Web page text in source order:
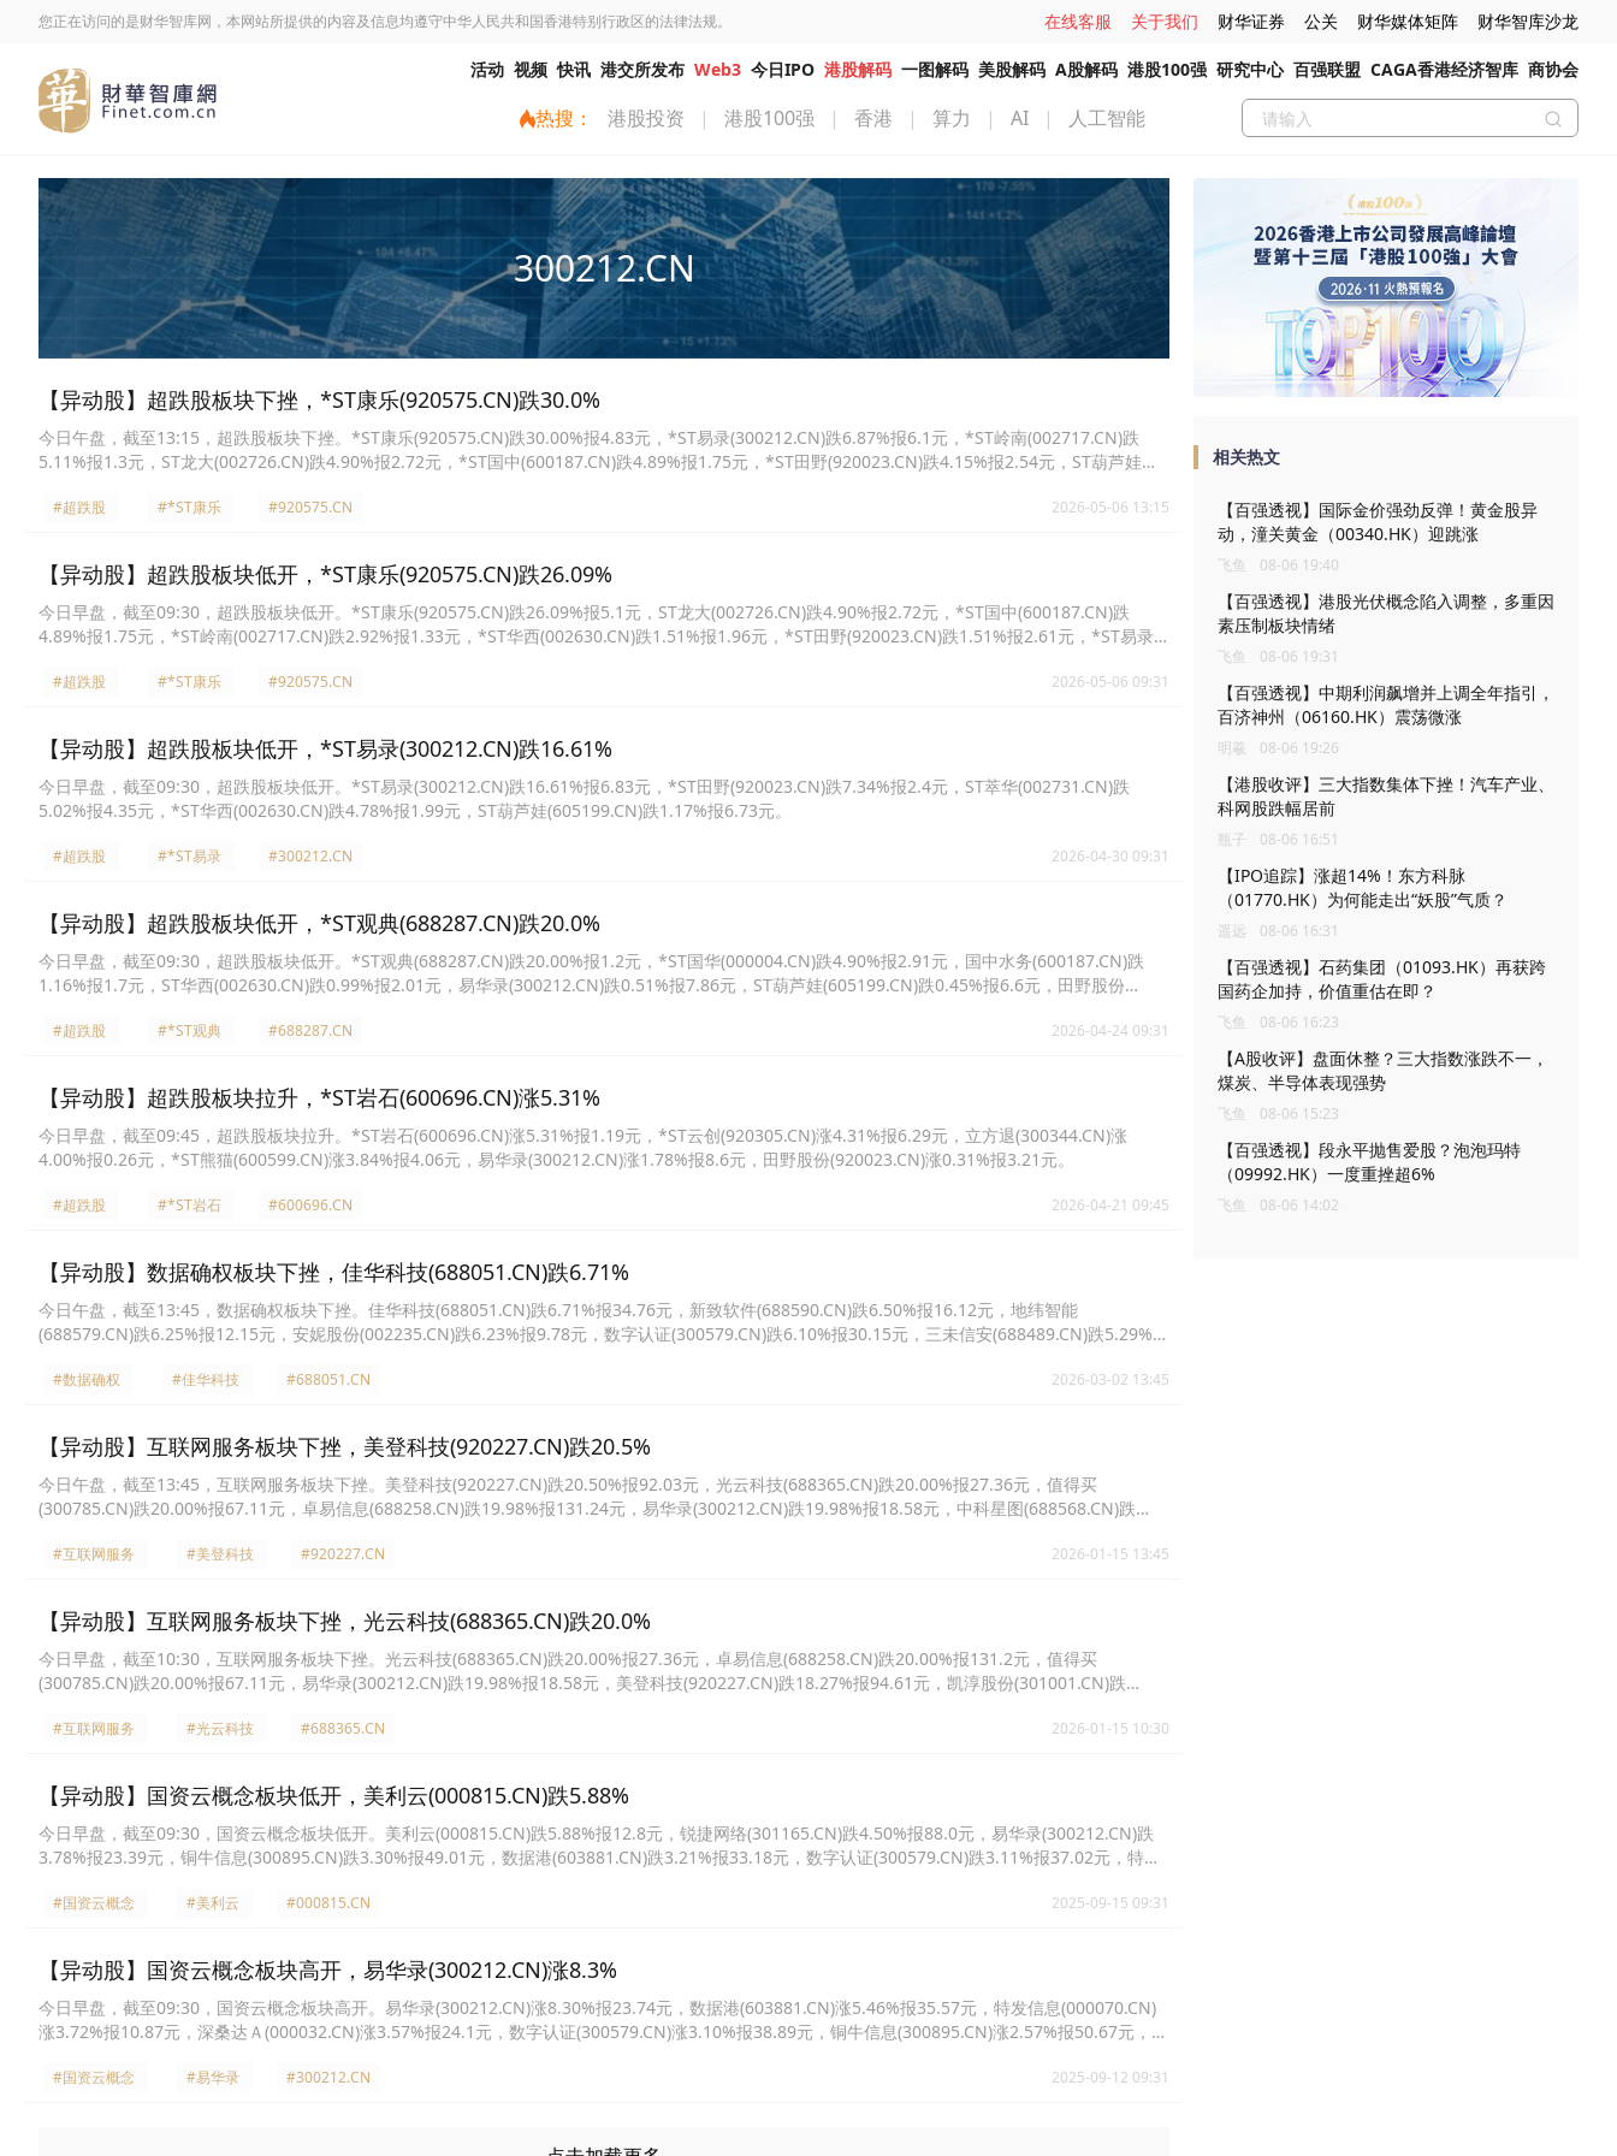
您正在访问的是财华智库网，本网站所提供的内容及信息均遵守中华人民共和国香港特别行政区的法律法规。 在线客服 关于我们 财华证券 公关 财华媒体矩阵 财华智库沙龙
活动 视频 快讯 港交所发布 Web3 今日IPO 港股解码 一图解码 美股解码 A股解码 港股100强 研究中心 百强联盟 CAGA香港经济智库 商协会
热搜： 港股投资 | 港股100强 | 香港 | 算力 | AI | 人工智能
300212.CN
【异动股】超跌股板块下挫，*ST康乐(920575.CN)跌30.0%
今日午盘，截至13:15，超跌股板块下挫。*ST康乐(920575.CN)跌30.00%报4.83元，*ST易录(300212.CN)跌6.87%报6.1元，*ST岭南(002717.CN)跌
5.11%报1.3元，ST龙大(002726.CN)跌4.90%报2.72元，*ST国中(600187.CN)跌4.89%报1.75元，*ST田野(920023.CN)跌4.15%报2.54元，ST葫芦娃
#超跌股 #*ST康乐 #920575.CN 2026-05-06 13:15
【异动股】超跌股板块低开，*ST康乐(920575.CN)跌26.09%
今日早盘，截至09:30，超跌股板块低开。*ST康乐(920575.CN)跌26.09%报5.1元，ST龙大(002726.CN)跌4.90%报2.72元，*ST国中(600187.CN)跌
4.89%报1.75元，*ST岭南(002717.CN)跌2.92%报1.33元，*ST华西(002630.CN)跌1.51%报1.96元，*ST田野(920023.CN)跌1.51%报2.61元，*ST易录
#超跌股 #*ST康乐 #920575.CN 2026-05-06 09:31
【异动股】超跌股板块低开，*ST易录(300212.CN)跌16.61%
今日早盘，截至09:30，超跌股板块低开。*ST易录(300212.CN)跌16.61%报6.83元，*ST田野(920023.CN)跌7.34%报2.4元，ST萃华(002731.CN)跌
5.02%报4.35元，*ST华西(002630.CN)跌4.78%报1.99元，ST葫芦娃(605199.CN)跌1.17%报6.73元。
#超跌股 #*ST易录 #300212.CN 2026-04-30 09:31
【异动股】超跌股板块低开，*ST观典(688287.CN)跌20.0%
今日早盘，截至09:30，超跌股板块低开。*ST观典(688287.CN)跌20.00%报1.2元，*ST国华(000004.CN)跌4.90%报2.91元，国中水务(600187.CN)跌
1.16%报1.7元，ST华西(002630.CN)跌0.99%报2.01元，易华录(300212.CN)跌0.51%报7.86元，ST葫芦娃(605199.CN)跌0.45%报6.6元，田野股份
#超跌股 #*ST观典 #688287.CN 2026-04-24 09:31
【异动股】超跌股板块拉升，*ST岩石(600696.CN)涨5.31%
今日早盘，截至09:45，超跌股板块拉升。*ST岩石(600696.CN)涨5.31%报1.19元，*ST云创(920305.CN)涨4.31%报6.29元，立方退(300344.CN)涨
4.00%报0.26元，*ST熊猫(600599.CN)涨3.84%报4.06元，易华录(300212.CN)涨1.78%报8.6元，田野股份(920023.CN)涨0.31%报3.21元。
#超跌股 #*ST岩石 #600696.CN 2026-04-21 09:45
【异动股】数据确权板块下挫，佳华科技(688051.CN)跌6.71%
今日午盘，截至13:45，数据确权板块下挫。佳华科技(688051.CN)跌6.71%报34.76元，新致软件(688590.CN)跌6.50%报16.12元，地纬智能
(688579.CN)跌6.25%报12.15元，安妮股份(002235.CN)跌6.23%报9.78元，数字认证(300579.CN)跌6.10%报30.15元，三未信安(688489.CN)跌5.29%报
#数据确权 #佳华科技 #688051.CN 2026-03-02 13:45
【异动股】互联网服务板块下挫，美登科技(920227.CN)跌20.5%
今日午盘，截至13:45，互联网服务板块下挫。美登科技(920227.CN)跌20.50%报92.03元，光云科技(688365.CN)跌20.00%报27.36元，值得买
(300785.CN)跌20.00%报67.11元，卓易信息(688258.CN)跌19.98%报131.24元，易华录(300212.CN)跌19.98%报18.58元，中科星图(688568.CN)跌
#互联网服务 #美登科技 #920227.CN 2026-01-15 13:45
【异动股】互联网服务板块下挫，光云科技(688365.CN)跌20.0%
今日早盘，截至10:30，互联网服务板块下挫。光云科技(688365.CN)跌20.00%报27.36元，卓易信息(688258.CN)跌20.00%报131.2元，值得买
(300785.CN)跌20.00%报67.11元，易华录(300212.CN)跌19.98%报18.58元，美登科技(920227.CN)跌18.27%报94.61元，凯淳股份(301001.CN)跌
#互联网服务 #光云科技 #688365.CN 2026-01-15 10:30
【异动股】国资云概念板块低开，美利云(000815.CN)跌5.88%
今日早盘，截至09:30，国资云概念板块低开。美利云(000815.CN)跌5.88%报12.8元，锐捷网络(301165.CN)跌4.50%报88.0元，易华录(300212.CN)跌
3.78%报23.39元，铜牛信息(300895.CN)跌3.30%报49.01元，数据港(603881.CN)跌3.21%报33.18元，数字认证(300579.CN)跌3.11%报37.02元，特发
#国资云概念 #美利云 #000815.CN 2025-09-15 09:31
【异动股】国资云概念板块高开，易华录(300212.CN)涨8.3%
今日早盘，截至09:30，国资云概念板块高开。易华录(300212.CN)涨8.30%报23.74元，数据港(603881.CN)涨5.46%报35.57元，特发信息(000070.CN)
涨3.72%报10.87元，深桑达Ａ(000032.CN)涨3.57%报24.1元，数字认证(300579.CN)涨3.10%报38.89元，铜牛信息(300895.CN)涨2.57%报50.67元，云
#国资云概念 #易华录 #300212.CN 2025-09-12 09:31
相关热文
【百强透视】国际金价强劲反弹！黄金股异
动，潼关黄金（00340.HK）迎跳涨
飞鱼 08-06 19:40
【百强透视】港股光伏概念陷入调整，多重因
素压制板块情绪
飞鱼 08-06 19:31
【百强透视】中期利润飙增并上调全年指引，
百济神州（06160.HK）震荡微涨
明羲 08-06 19:26
【港股收评】三大指数集体下挫！汽车产业、
科网股跌幅居前
瓶子 08-06 16:51
【IPO追踪】涨超14%！东方科脉
（01770.HK）为何能走出“妖股”气质？
遥远 08-06 16:31
【百强透视】石药集团（01093.HK）再获跨
国药企加持，价值重估在即？
飞鱼 08-06 16:23
【A股收评】盘面休整？三大指数涨跌不一，
煤炭、半导体表现强势
飞鱼 08-06 15:23
【百强透视】段永平抛售爱股？泡泡玛特
（09992.HK）一度重挫超6%
飞鱼 08-06 14:02